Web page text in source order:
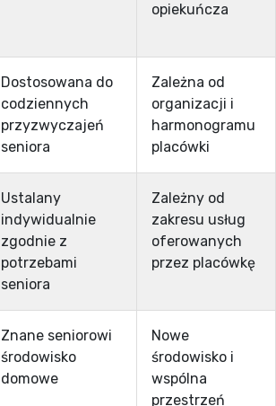
opiekuńcza
Dostosowana do
codziennych
przyzwyczajeń
seniora
Zależna od
organizacji i
harmonogramu
placówki
Ustalany
indywidualnie
zgodnie z
potrzebami
seniora
Zależny od
zakresu usług
oferowanych
przez placówkę
Znane seniorowi
środowisko
domowe
Nowe
środowisko i
wspólna
przestrzeń